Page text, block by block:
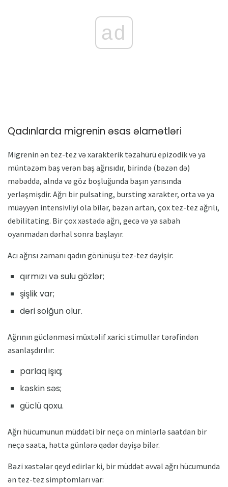
ad
Qadınlarda migrenin əsas əlamətləri
Migrenin ən tez-tez və xarakterik təzahürü epizodik və ya
müntəzəm baş verən baş ağrısıdır, birində (bəzən də)
məbəddə, alnda və göz boşluğunda başın yarısında
yerləşmişdir. Ağrı bir pulsating, bursting xarakter, orta və ya
müəyyən intensivliyi ola bilər, bəzən artan, çox tez-tez ağrılı,
debilitating. Bir çox xəstədə ağrı, gecə və ya sabah
oyanmadan dərhal sonra başlayır.
Acı ağrısı zamanı qadın görünüşü tez-tez dəyişir:
qırmızı və sulu gözlər;
şişlik var;
dəri solğun olur.
Ağrının güclənməsi müxtəlif xarici stimullar tərəfindən
asanlaşdırılır:
parlaq işıq;
kəskin səs;
güclü qoxu.
Ağrı hücumunun müddəti bir neçə on minlərlə saatdan bir
neçə saata, hətta günlərə qədər dəyişə bilər.
Bəzi xəstələr qeyd edirlər ki, bir müddət əvvəl ağrı hücumunda
ən tez-tez simptomları var: